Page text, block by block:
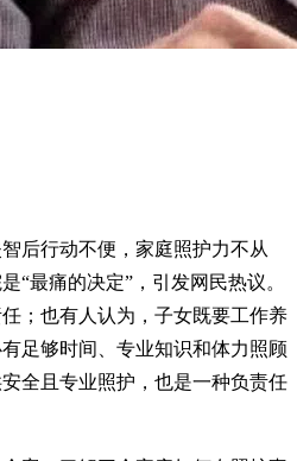
后行动不便，家庭照护力不从
“最痛的决定”，引发网民热议。
；也有人认为，子女既要工作养
足够时间、专业知识和体力照顾
全且专业照护，也是一种负责任